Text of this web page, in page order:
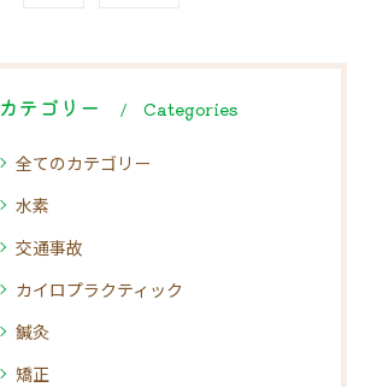
カテゴリー Categories
全てのカテゴリー
水素
交通事故
カイロプラクティック
鍼灸
矯正